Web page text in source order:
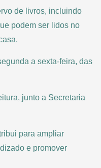
de livros, incluindo
podem ser lidos no
a sexta-feira, das
junto a Secretaria
para ampliar
e promover